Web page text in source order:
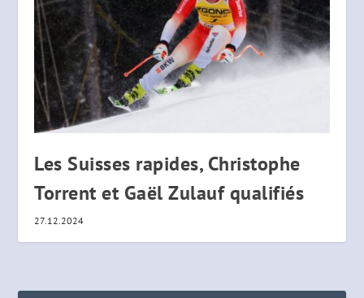
Les Suisses rapides, Christophe
Torrent et Gaël Zulauf qualifiés
27.12.2024